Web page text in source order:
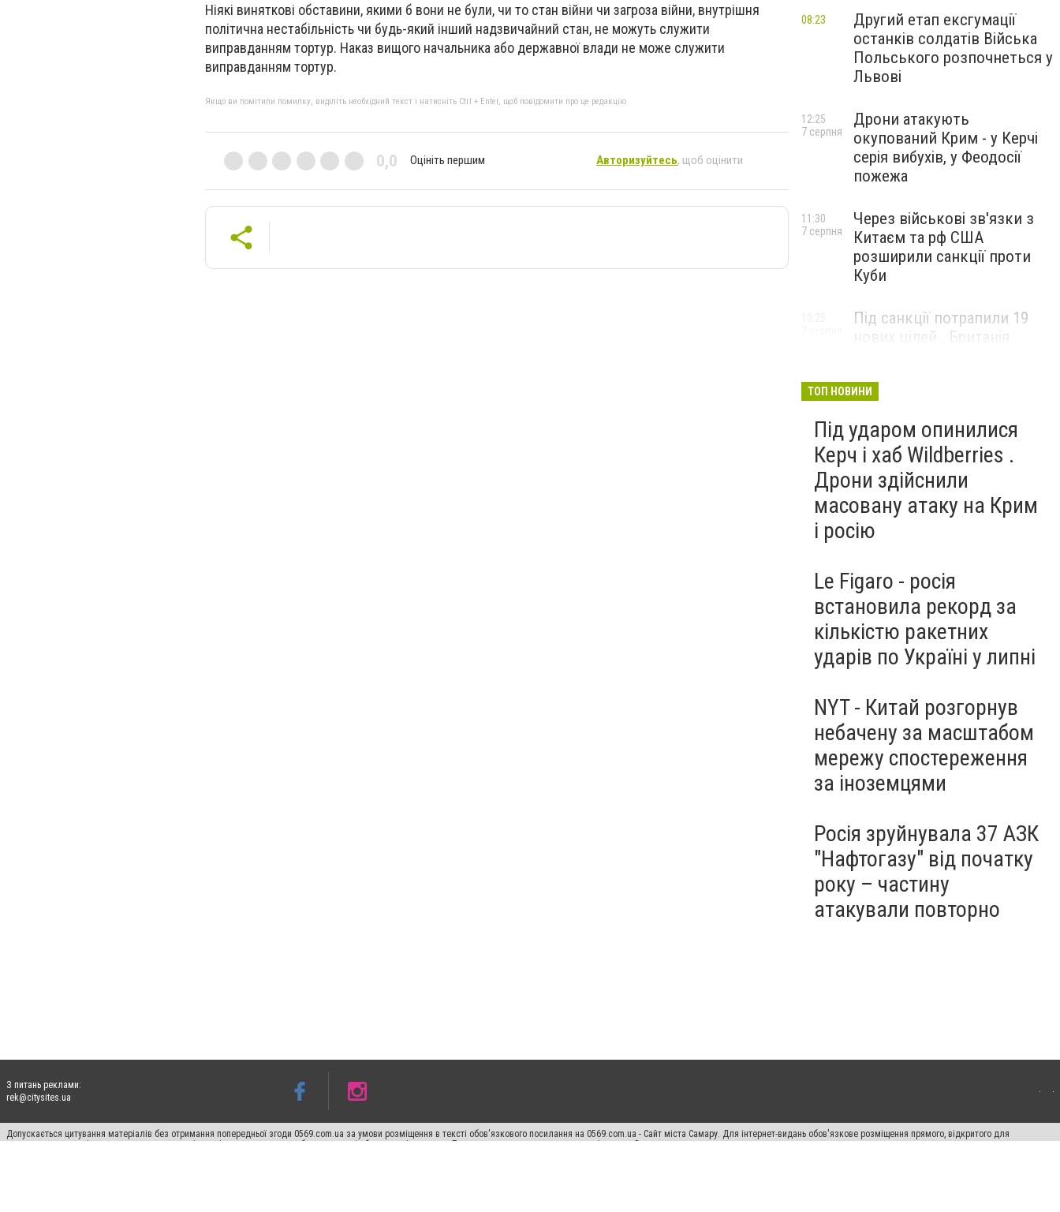
Ніякі виняткові обставини, якими б вони не були, чи то стан війни чи загроза війни, внутрішня
політична нестабільність чи будь-який інший надзвичайний стан, не можуть служити
виправданням тортур. Наказ вищого начальника або державної влади не може служити
виправданням тортур.
Якщо ви помітили помилку, виділіть необхідний текст і натисніть Ctrl + Enter, щоб повідомити про це редакцію
0,0 Оцініть першим Авторизуйтесь, щоб оцінити
Другий етап ексгумації
останків солдатів Війська
Польського розпочнеться у
Львові
08:23
Дрони атакують
окупований Крим - у Керчі
серія вибухів, у Феодосії
пожежа
12:25
7 серпня
Через військові зв'язки з
Китаєм та рф США
розширили санкції проти
Куби
11:30
7 серпня
Під санкції потрапили 19
нових цілей . Британія
ТОП НОВИНИ
Під ударом опинилися
Керч і хаб Wildberries .
Дрони здійснили
масовану атаку на Крим
і росію
Le Figaro - росія
встановила рекорд за
кількістю ракетних
ударів по Україні у липні
NYT - Китай розгорнув
небачену за масштабом
мережу спостереження
за іноземцями
Росія зруйнувала 37 АЗК
"Нафтогазу" від початку
року – частину
атакували повторно
З питань реклами:
rek@citysites.ua
Допускається цитування матеріалів без отримання попередньої згоди 0569.com.ua за умови розміщення в тексті обов'язкового посилання на 0569.com.ua - Сайт міста Самару. Для інтернет-видань обов'язкове розміщення прямого, відкритого для
пошукових систем гіперпосилання на цитовані статті не нижче другого абзацу в тексті або в якості джерела. Порушення виняткових прав переслідується Законом.